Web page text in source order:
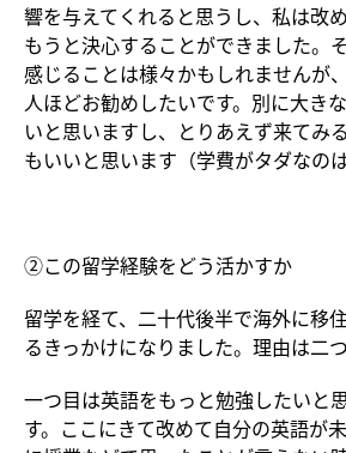
響を与えてくれると思うし、私は改
もうと決心することができました。
感じることは様々かもしれませんが
人ほどお勧めしたいです。別に大き
いと思いますし、とりあえず来てみ
もいいと思います（学費がタダなの
②この留学経験をどう活かすか
留学を経て、二十代後半で海外に移
るきっかけになりました。理由は二つ
一つ目は英語をもっと勉強したいと
す。ここにきて改めて自分の英語が